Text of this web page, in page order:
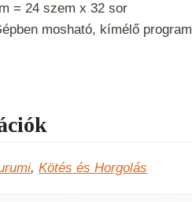
= 24 szem x 32 sor
mosható, kímélő
, Kötés és Horgolás